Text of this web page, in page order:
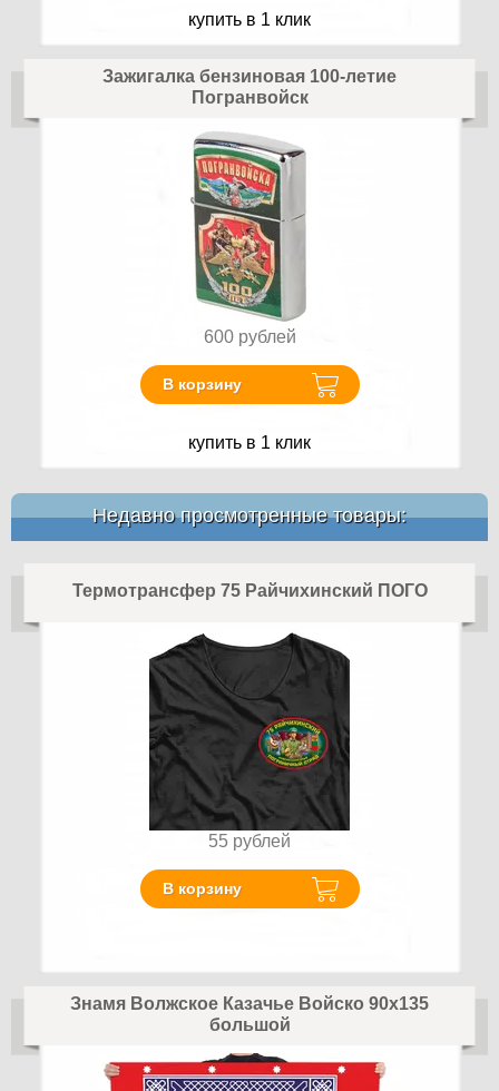
купить в 1 клик
Зажигалка бензиновая 100-летие
Погранвойск
600 рублей
В корзину
купить в 1 клик
Недавно просмотренные товары:
Термотрансфер 75 Райчихинский ПОГО
55 рублей
В корзину
Знамя Волжское Казачье Войско 90х135
большой